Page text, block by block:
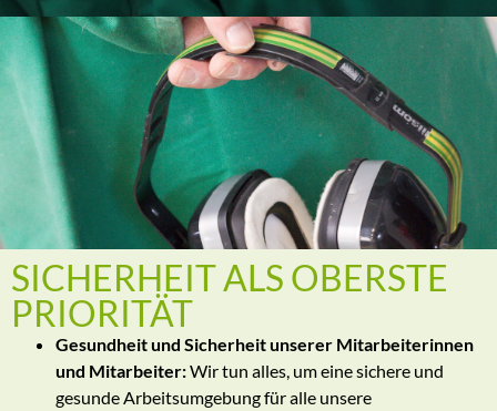
SICHERHEIT ALS OBERSTE
PRIORITÄT
Gesundheit und Sicherheit unserer Mitarbeiterinnen
und Mitarbeiter:Wir tun alles, um eine sichere und
gesunde Arbeitsumgebung für alle unsere